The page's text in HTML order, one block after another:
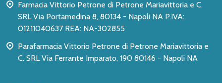
Farmacia Vittorio Petrone di Petrone Mariavittoria e C.
SRL Via Portamedina 8, 80134 - Napoli NA P.IVA:
01211040637 REA: NA-302855
Parafarmacia Vittorio Petrone di Petrone Mariavittoria e
C. SRL Via Ferrante Imparato, 190 80146 - Napoli NA